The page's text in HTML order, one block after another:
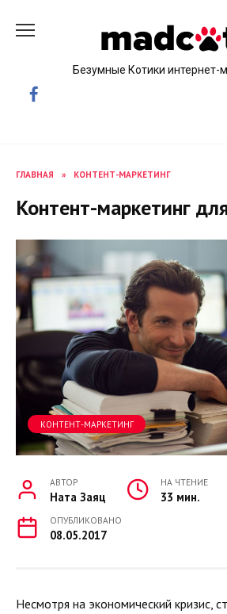
Безумные Котики интернет-
ГЛАВНАЯ » КОНТЕНТ-МАРКЕТИНГ
Контент-маркетинг
КОНТЕНТ-МАРКЕТИНГ
АВТОР
Ната Заяц
НА ЧТЕНИЕ
33 мин.
ОПУБЛИКОВАНО
08.05.2017
Несмотря на экономический кризис,